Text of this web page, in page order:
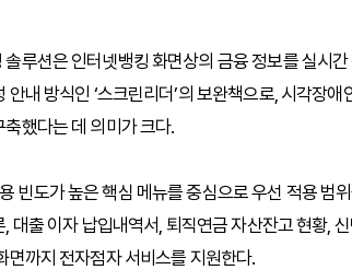
루션은 인터넷뱅킹 화면상의 금융 정보를 실시
내 방식인 ‘스크린리더’의 보완책으로, 시각장
했다는 데 의미가 크다.
빈도가 높은 핵심 메뉴를 중심으로 우선 적용 범
대출 이자 납입내역서, 퇴직연금 자산잔고 현황,
면까지 전자점자 서비스를 지원한다.